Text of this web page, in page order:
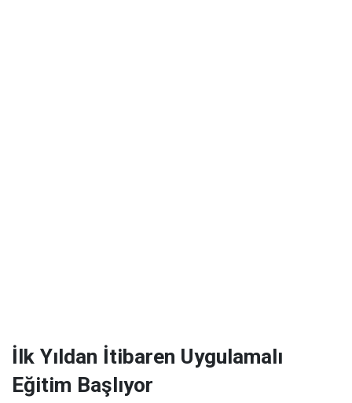
İlk Yıldan İtibaren Uygulamalı
Eğitim Başlıyor